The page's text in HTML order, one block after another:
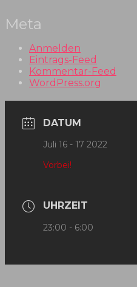
Meta
Anmelden
Eintrags-Feed
Kommentar-Feed
WordPress.org
DATUM
Juli 16 - 17 2022
Vorbei!
UHRZEIT
23:00 - 6:00